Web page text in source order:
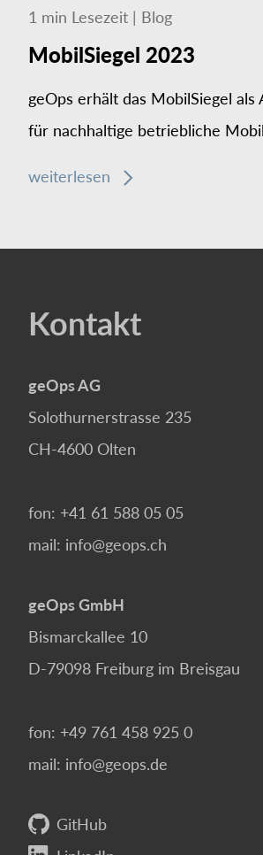
1 min Lesezeit | Blog
MobilSiegel 2023
geOps erhält das MobilSiegel als
für nachhaltige betriebliche
weiterlesen
Kontakt
geOps AG
Solothurnerstrasse 235
CH-4600 Olten
fon: +41 61 588 05 05
mail: info@geops.ch
geOps GmbH
Bismarckallee 10
D-79098 Freiburg im Breisgau
fon: +49 761 458 925 0
mail: info@geops.de
GitHub